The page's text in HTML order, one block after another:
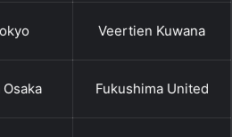
Veertien Kuwana
Osaka Fukushima United